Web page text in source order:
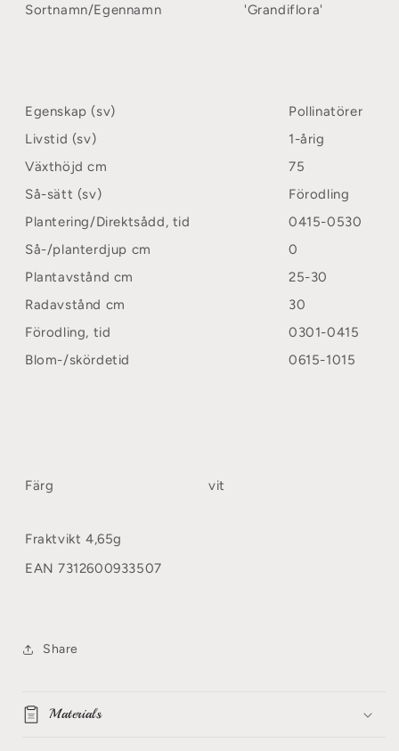
Sortnamn/Egennamn
'Grandiflora'
Egenskap (sv)
Pollinatörer
Livstid (sv)
1-årig
Växthöjd cm
75
Så-sätt (sv)
Förodling
Plantering/Direktsådd, tid
0415-0530
Så-/planterdjup cm
0
Plantavstånd cm
25-30
Radavstånd cm
30
Förodling, tid
0301-0415
Blom-/skördetid
0615-1015
Färg vit
Fraktvikt 4,65g
EAN 7312600933507
Share
Materials